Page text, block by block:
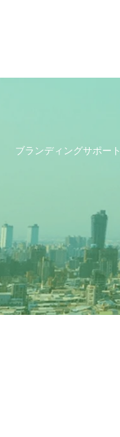
ブランディングサポート